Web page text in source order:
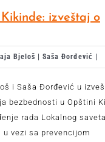
izveštaj o
Bjeloš | Saša Đorđević |
i Saša Đorđević u
bezbednosti u Opštini
rada Lokalnog
vezi sa prevencijom